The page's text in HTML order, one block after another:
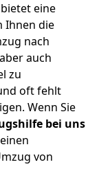
bietet eine
Ihnen die
nach
auch
zu
oft fehlt
Wenn Sie
bei uns
von